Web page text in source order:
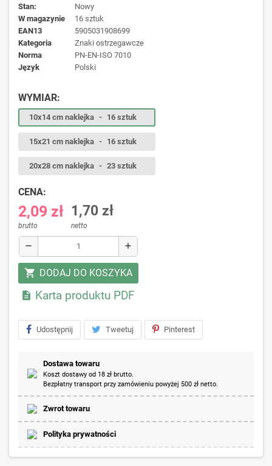
Stan:
Nowy
W magazynie
16 sztuk
EAN13
5905031908699
kategoria
Znaki ostrzegawcze
norma
PN-EN-ISO 7010
język
Polski
WYMIAR:
10x14 cm naklejka - 16 sztuk
15x21 cm naklejka - 16 sztuk
20x28 cm naklejka - 23 sztuk
CENA:
2,09 zł
brutto
1,70 zł
netto
remove add
shopping_cart DODAJ DO KOSZYKA
 Karta produktu PDF
Udostępnij Tweetuj Pinterest
Dostawa towaru
Koszt dostawy od 18 zł brutto.
Bezpłatny transport przy zamówieniu powyżej 500 zł netto.
Zwrot towaru
Polityka prywatności